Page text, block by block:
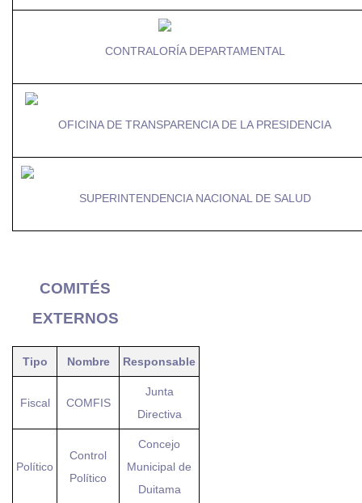
CONTRALORÍA DEPARTAMENTAL
OFICINA DE TRANSPARENCIA DE LA PRESIDENCIA
SUPERINTENDENCIA NACIONAL DE SALUD
COMITÉS
EXTERNOS
Tipo Nombre Responsable
Fiscal COMFIS
Junta
Directiva
Político
Control
Político
Concejo
Municipal de
Duitama